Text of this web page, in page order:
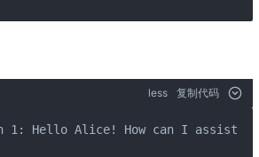
less 复制代码
1: Hello Alice! How can I assist